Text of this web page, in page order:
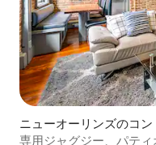
ニューオーリンズのコン
専用ジャグジー、パテ